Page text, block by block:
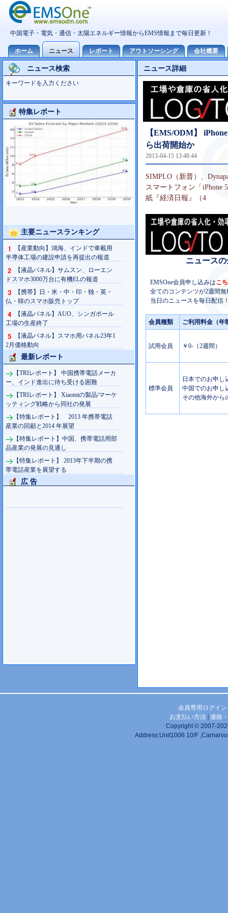
ニュース検索
キーワードを入力ください
特集レポート
大型TV市場10世代主導の可能性
主要ニュースランキング
【産業動向】鴻海、インドで車載用
半導体工場の建設申請を再提出の報道
【液晶パネル】サムスン、ローエン
ドスマホ3000万台に有機ELの報道
【携帯】日・米・中・印・独・英・
仏・韓のスマホ販売トップ
【液晶パネル】AUO、シンガポール
工場の生産終了
【液晶パネル】スマホ用パネル23年1
2月価格動向
最新レポート
【TRIレポート】 中国携帯電話メーカ
ー、インド進出に待ち受ける困難
【TRIレポート】 Xiaomiの製品/マーケ
ッティング戦略から同社の発展
【特集レポート】 2013 年携帯電話
産業の回顧と2014 年展望
【特集レポート】中国、携帯電話用部
品産業の発展の見通し
【特集レポート】 2013年下半期の携
帯電話産業を展望する
広 告
ニュース詳細
【EMS/ODM】
ら出荷開始か
2013-04-15 13:48:44
SIMPLO（新普）、
スマートフォン「iPhone
紙『経済日報』（4
ニュース
EMSOne会員申し込みはこ
全てのコンテンツが2週間
当日のニュースを毎日配信
会員種類 ご利用料金（年
試用会員 ￥0-（2週間）
標準会員
日本でのお申し
中国でのお申し
その他海外から